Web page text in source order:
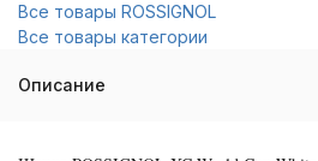
Все товары ROSSIGNOL
Все товары категории
Описание